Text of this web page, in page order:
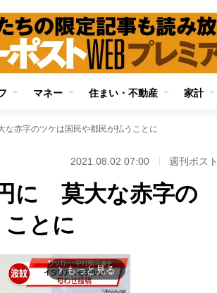
マネー 住まい・不動産 家計
赤字のツケは国民や都民が払うことに
2021.08.02 07:00 週刊ポスト
に 莫大な赤字の
とに
arrow_forward_ios もっと見る